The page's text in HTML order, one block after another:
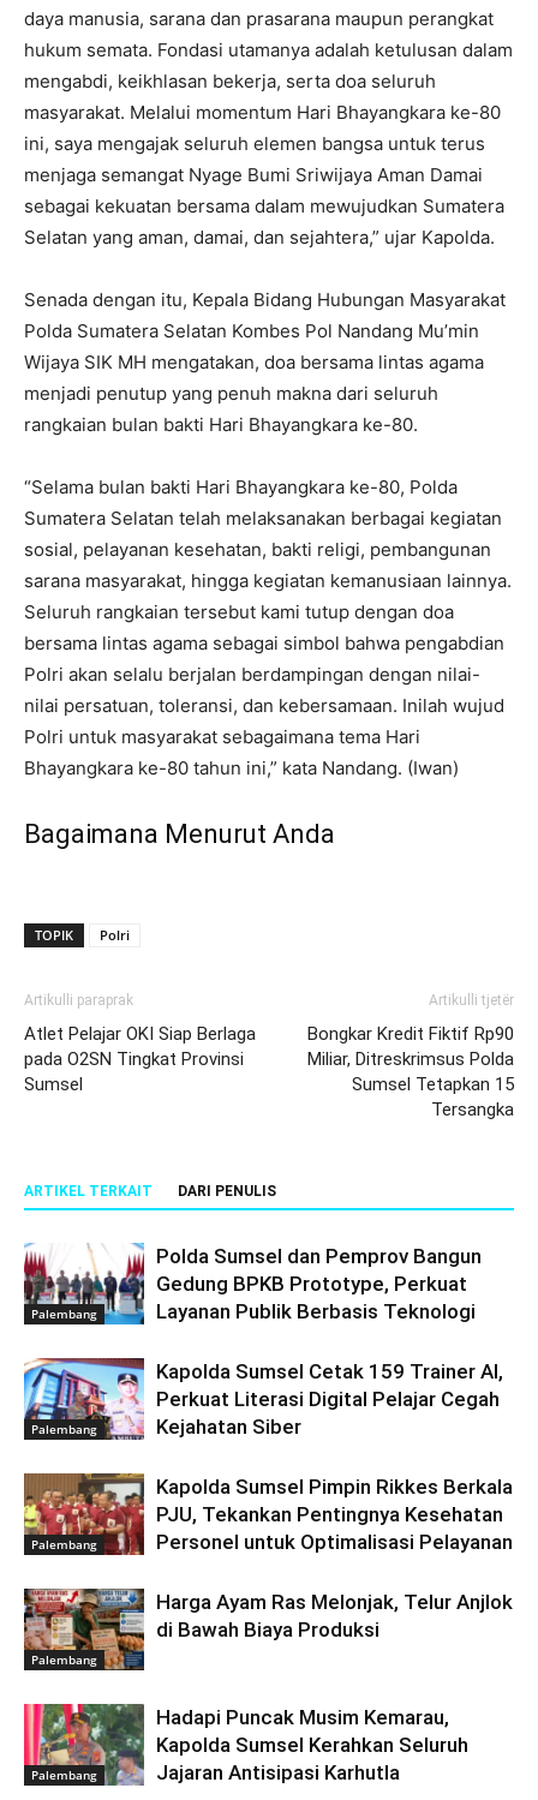
daya manusia, sarana dan prasarana maupun perangkat
hukum semata. Fondasi utamanya adalah ketulusan dalam
mengabdi, keikhlasan bekerja, serta doa seluruh
masyarakat. Melalui momentum Hari Bhayangkara ke-80
ini, saya mengajak seluruh elemen bangsa untuk terus
menjaga semangat Nyage Bumi Sriwijaya Aman Damai
sebagai kekuatan bersama dalam mewujudkan Sumatera
Selatan yang aman, damai, dan sejahtera,” ujar Kapolda.
Senada dengan itu, Kepala Bidang Hubungan Masyarakat
Polda Sumatera Selatan Kombes Pol Nandang Mu’min
Wijaya SIK MH mengatakan, doa bersama lintas agama
menjadi penutup yang penuh makna dari seluruh
rangkaian bulan bakti Hari Bhayangkara ke-80.
“Selama bulan bakti Hari Bhayangkara ke-80, Polda
Sumatera Selatan telah melaksanakan berbagai kegiatan
sosial, pelayanan kesehatan, bakti religi, pembangunan
sarana masyarakat, hingga kegiatan kemanusiaan lainnya.
Seluruh rangkaian tersebut kami tutup dengan doa
bersama lintas agama sebagai simbol bahwa pengabdian
Polri akan selalu berjalan berdampingan dengan nilai-
nilai persatuan, toleransi, dan kebersamaan. Inilah wujud
Polri untuk masyarakat sebagaimana tema Hari
Bhayangkara ke-80 tahun ini,” kata Nandang. (Iwan)
Bagaimana Menurut Anda
TOPIK Polri
Artikulli paraprak
Atlet Pelajar OKI Siap Berlaga
pada O2SN Tingkat Provinsi
Sumsel
Artikulli tjetër
Bongkar Kredit Fiktif Rp90
Miliar, Ditreskrimsus Polda
Sumsel Tetapkan 15
Tersangka
ARTIKEL TERKAIT DARI PENULIS
Palembang
Polda Sumsel dan Pemprov Bangun
Gedung BPKB Prototype, Perkuat
Layanan Publik Berbasis Teknologi
Palembang
Kapolda Sumsel Cetak 159 Trainer AI,
Perkuat Literasi Digital Pelajar Cegah
Kejahatan Siber
Palembang
Kapolda Sumsel Pimpin Rikkes Berkala
PJU, Tekankan Pentingnya Kesehatan
Personel untuk Optimalisasi Pelayanan
Palembang
Harga Ayam Ras Melonjak, Telur Anjlok
di Bawah Biaya Produksi
Palembang
Hadapi Puncak Musim Kemarau,
Kapolda Sumsel Kerahkan Seluruh
Jajaran Antisipasi Karhutla